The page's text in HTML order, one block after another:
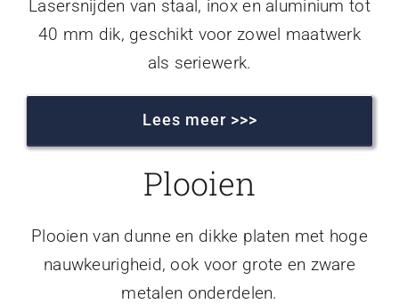
Lasersnijden van staal, inox en aluminium tot
40 mm dik, geschikt voor zowel maatwerk
als seriewerk.
Lees meer >>>
Plooien
Plooien van dunne en dikke platen met hoge
nauwkeurigheid, ook voor grote en zware
metalen onderdelen.